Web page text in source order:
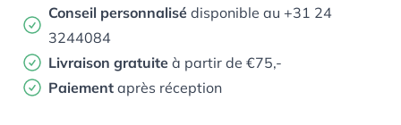
Conseil personnalisé disponible au +31 24
3244084
Livraison gratuite à partir de €75,-
Paiement après réception